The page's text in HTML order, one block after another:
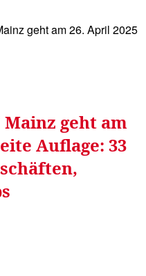
geht am 26. April 2025
geht am
Auflage: 33